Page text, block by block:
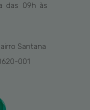
das 09h às
Santana
001